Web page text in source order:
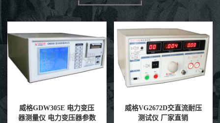
威格VG2672D交直流耐压
测试仪 厂家直销
威格多路温度测量仪 温升
测试仪(VG1016W)厂家直